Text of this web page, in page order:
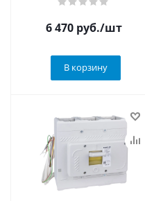
6 470руб./шт
В корзину